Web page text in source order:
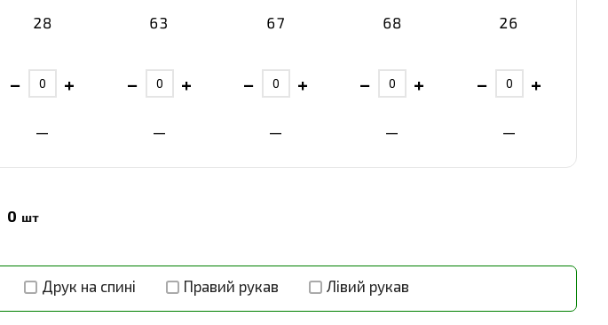
28 63 67 68 26
− + − + − + − + − +
— — — — —
0 шт
Друк на спині Правий рукав Лівий рукав